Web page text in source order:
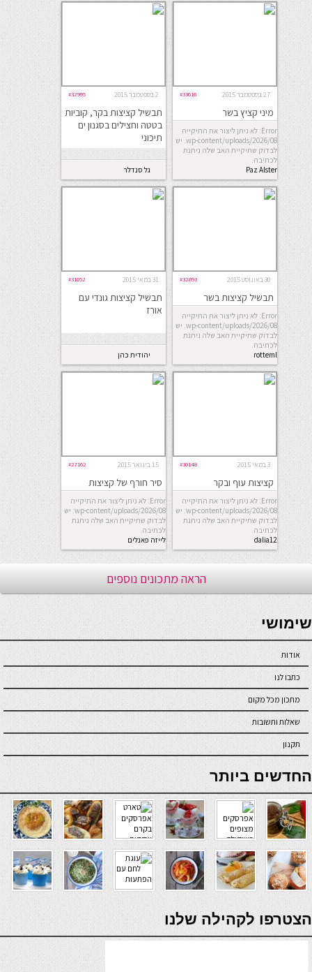
27 בספטמבר 2015 #33616
מיני קציץ בשר
Error: לא ניתן ליצור את התיקייה
wp-content/uploads/2026/08. יש
לבדוק שתיקיית האב שלה ניתנת
לכתיבה.
Paz Alster
2 בספטמבר 2015 #32995
תבשיל קציצות בקר, קוביות
בטטה וחצילים בסגנון ים
תיכוני
גל סנדלר
קאראסיק
30 באוגוסט 2015 #32893
תבשיל קציצות בשר
ושקדים ברוטב חצילים
Error: לא ניתן ליצור את התיקייה
wp-content/uploads/2026/08. יש
לבדוק שתיקיית האב שלה ניתנת
לכתיבה.
rotteml
31 במאי 2015 #31052
תבשיל קציצות גונדי עם
אורז
יהודית כהן
מורחיים
3 במאי 2015 #30148
קציצות עוף ובקר
Error: לא ניתן ליצור את התיקייה
wp-content/uploads/2026/08. יש
לבדוק שתיקיית האב שלה ניתנת
לכתיבה.
dalia12
15 בינואר 2015 #27162
סיר חורף של קציצות
Error: לא ניתן ליצור את התיקייה
wp-content/uploads/2026/08. יש
לבדוק שתיקיית האב שלה ניתנת
לכתיבה.
לייזה פאנלים
הראה מתכונים נוספים
seriöse online casinos österreich
שימושי
אודות
כתבו לנו
מתכון מכל מקום
שאלות ותשובות
תקנון
online casino
החדשים ביותר
verde casino
הצטרפו לקהילה שלנו